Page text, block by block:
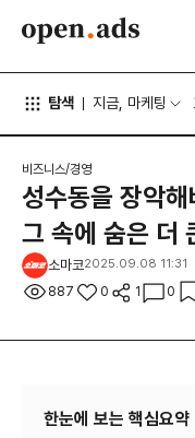
탐색 지금, 마케팅
비즈니스/경영
성수동을 장악
그 속에 숨은 더
소마코2025.09.08 11:31
887 0 1 0
한눈에 보는 핵심요약